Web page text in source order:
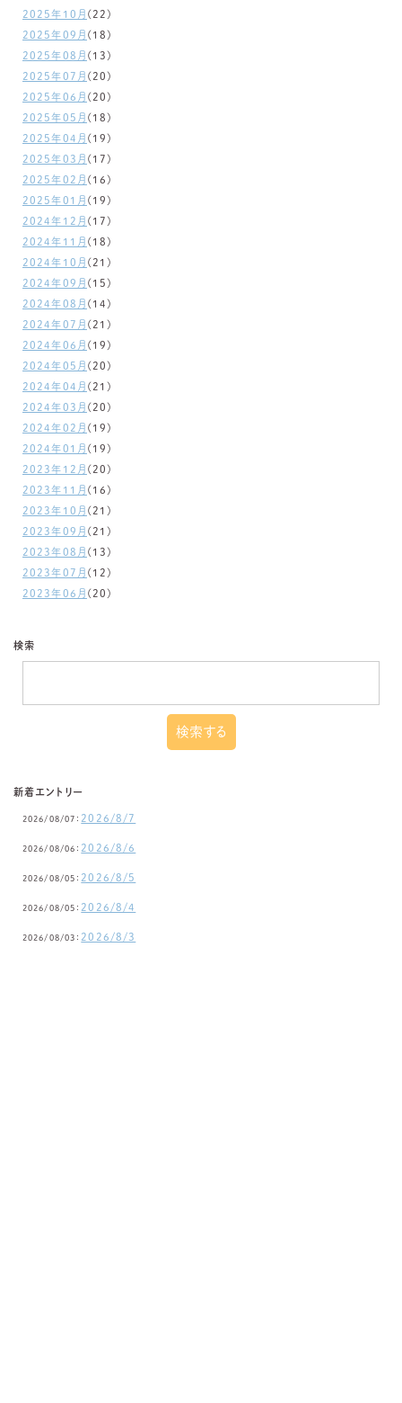
2025年10月 (22)
2025年09月 (18)
2025年08月 (13)
2025年07月 (20)
2025年06月 (20)
2025年05月 (18)
2025年04月 (19)
2025年03月 (17)
2025年02月 (16)
2025年01月 (19)
2024年12月 (17)
2024年11月 (18)
2024年10月 (21)
2024年09月 (15)
2024年08月 (14)
2024年07月 (21)
2024年06月 (19)
2024年05月 (20)
2024年04月 (21)
2024年03月 (20)
2024年02月 (19)
2024年01月 (19)
2023年12月 (20)
2023年11月 (16)
2023年10月 (21)
2023年09月 (21)
2023年08月 (13)
2023年07月 (12)
2023年06月 (20)
検索
新着エントリー
2026/08/07： 2026/8/7
2026/08/06： 2026/8/6
2026/08/05： 2026/8/5
2026/08/05： 2026/8/4
2026/08/03： 2026/8/3